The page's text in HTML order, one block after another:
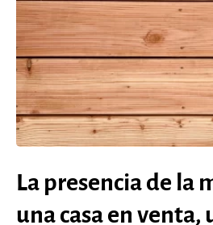
La presencia de la
una casa en